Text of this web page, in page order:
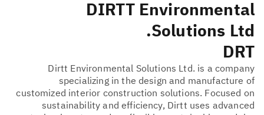
DIRTT Environmental
Solutions Ltd.
DRT
Dirtt Environmental Solutions Ltd. is a company
specializing in the design and manufacture of
customized interior construction solutions. Focused on
sustainability and efficiency, Dirtt uses advanced